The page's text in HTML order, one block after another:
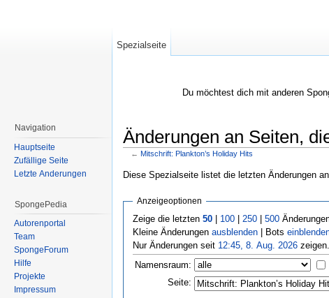
Du möchtest dich mit anderen
Änderungen an Seiten,
← Mitschrift: Plankton’s Holiday Hits
Diese Spezialseite listet die letzten Änderungen
Anzeigeoptionen
Zeige die letzten 50| 100| 250| 500
Kleine Änderungen ausblenden| Bots
Nur Änderungen seit 12:45, 8. Aug. 2026zeigen.
Namensraum:
Seite:
Spezialseite
Navigation
Hauptseite
Zufällige Seite
Letzte Änderungen
SpongePedia
Autorenportal
Team
SpongeForum
Hilfe
Projekte
Impressum